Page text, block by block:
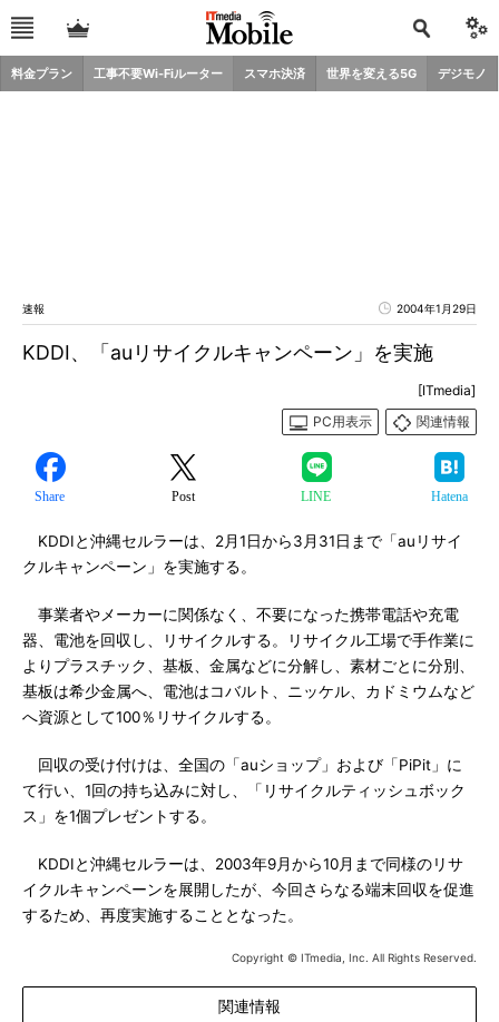
料金プラン 工事不要Wi-Fiルーター スマホ決済 世界を変える5G デジモノ
速報 2004年1月29日
KDDI、「auリサイクルキャンペーン」を実施
[ITmedia]
PC用表示
関連情報
Share Post LINE Hatena
KDDIと沖縄セルラーは、2月1日から3月31日まで「auリサイ
クルキャンペーン」を実施する。
事業者やメーカーに関係なく、不要になった携帯電話や充電
器、電池を回収し、リサイクルする。リサイクル工場で手作業に
よりプラスチック、基板、金属などに分解し、素材ごとに分別、
基板は希少金属へ、電池はコバルト、ニッケル、カドミウムなど
へ資源として100％リサイクルする。
回収の受け付けは、全国の「auショップ」および「PiPit」に
て行い、1回の持ち込みに対し、「リサイクルティッシュボック
ス」を1個プレゼントする。
KDDIと沖縄セルラーは、2003年9月から10月まで同様のリサ
イクルキャンペーンを展開したが、今回さらなる端末回収を促進
するため、再度実施することとなった。
Copyright © ITmedia, Inc. All Rights Reserved.
関連情報